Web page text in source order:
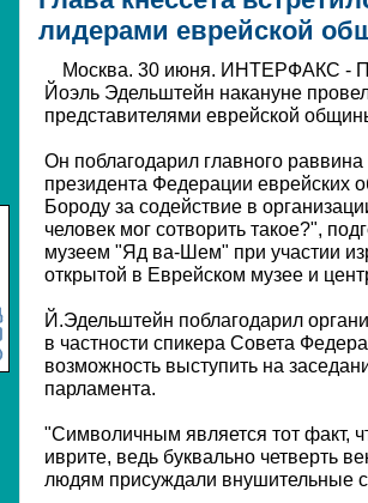
лидерами еврейской
Москва. 30 июня. ИНТЕРФАКС -
Йоэль Эдельштейн накануне
представителями еврейской
Он поблагодарил главного
президента Федерации еврейских
Бороду за содействие в
человек мог сотворить такое?",
музеем "Яд ва-Шем" при участии
открытой в Еврейском музее и
Й.Эдельштейн поблагодарил
в частности спикера Совета
возможность выступить на
парламента.
"Символичным является тот факт,
иврите, ведь буквально четверть
людям присуждали внушительные